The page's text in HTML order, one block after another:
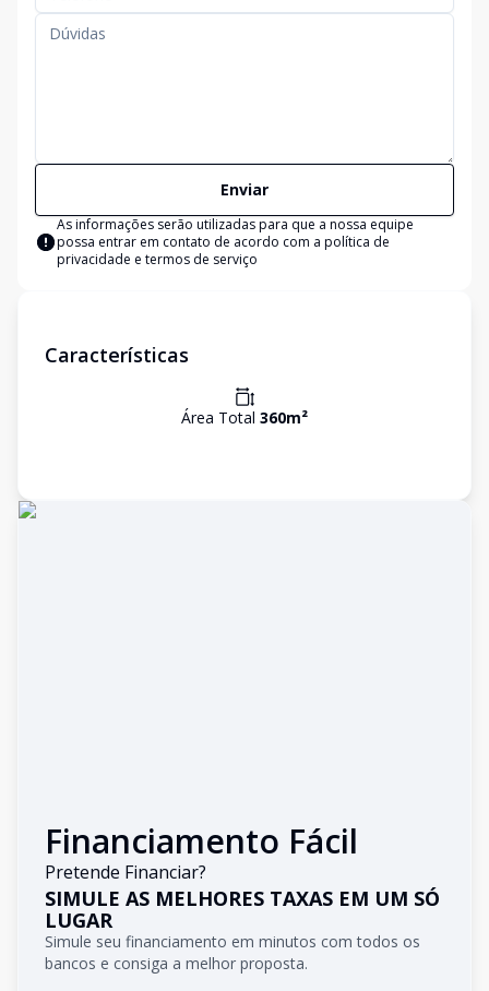
Enviar
As informações serão utilizadas para que a nossa equipe
possa entrar em contato de acordo com a política de
privacidade e termos de serviço
Características
Área Total 360m²
Financiamento Fácil
Pretende Financiar?
SIMULE AS MELHORES TAXAS EM UM SÓ
LUGAR
Simule seu financiamento em minutos com todos os
bancos e consiga a melhor proposta.